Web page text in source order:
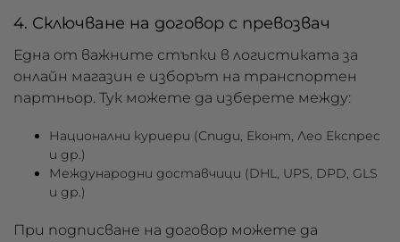
4. Сключване на договор с превозвач
Една от важните стъпки в логистиката за
онлайн магазин е изборът на транспортен
партньор. Тук можете да изберете между:
Национални куриери (Спиди, Еконт, Лео Експрес
и др.)
Международни доставчици (DHL, UPS, DPD, GLS
и др.)
При подписване на договор можете да